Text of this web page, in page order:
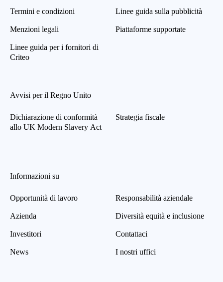
Termini e condizioni
Menzioni legali
Linee guida per i fornitori di
Criteo
Linee guida sulla pubblicità
Piattaforme supportate
Avvisi per il Regno Unito
Dichiarazione di conformità
allo UK Modern Slavery Act
Strategia fiscale
Informazioni su
Opportunità di lavoro
Azienda
Investitori
News
Responsabilità aziendale
Diversità equità e inclusione
Contattaci
I nostri uffici